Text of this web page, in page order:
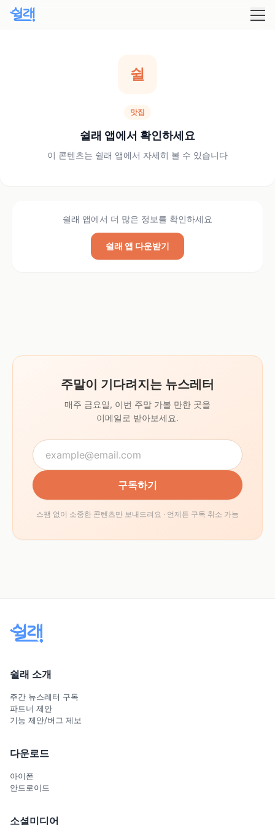
쉴
맛집
쉴래 앱에서 확인하세요
이 콘텐츠는 쉴래 앱에서 자세히 볼 수 있습니다
쉴래 앱에서 더 많은 정보를 확인하세요
쉴래 앱 다운받기
주말이 기다려지는 뉴스레터
매주 금요일, 이번 주말 가볼 만한 곳을
이메일로 받아보세요.
구독하기
스팸 없이 소중한 콘텐츠만 보내드려요 · 언제든 구독 취소 가능
쉴래 소개
주간 뉴스레터 구독
파트너 제안
기능 제안/버그 제보
다운로드
아이폰
안드로이드
소셜미디어